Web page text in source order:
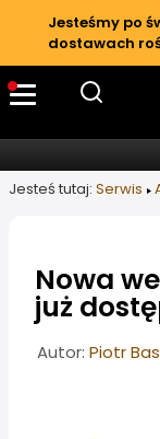
Jesteśmy po
dostawach
Jesteś tutaj: Serwis
Nowa
już
Informacje o
Autor: Piotr